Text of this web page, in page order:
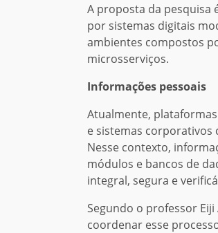
A proposta da pesquisa
por sistemas digitais
ambientes compostos
microsserviços.
Informações pessoais
Atualmente,
e sistemas
Nesse contexto,
módulos e bancos de
integral, segura e
Segundo o professor
coordenar esse